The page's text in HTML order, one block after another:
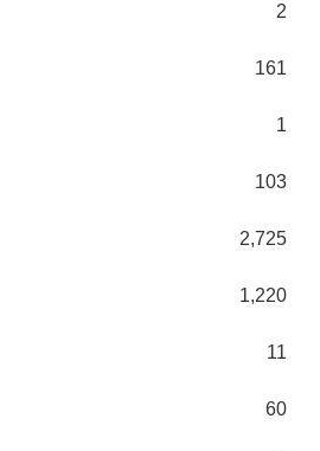
2
161
1
103
2,725
1,220
11
60